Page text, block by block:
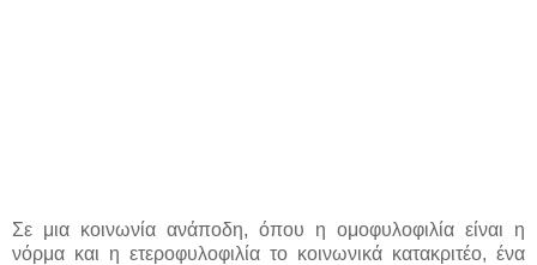
Σε μια κοινωνία ανάποδη, όπου η ομοφυλοφιλία είναι η
νόρμα και η ετεροφυλοφιλία το κοινωνικά κατακριτέο, ένα